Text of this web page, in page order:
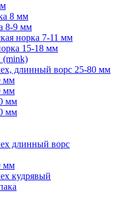
8 мм
8-9 мм
норка 7-11 мм
15-18 мм
(mink)
длинный ворс 25-80 мм
мм
мм
мм
мм
длинный ворс
мм
кудрявый